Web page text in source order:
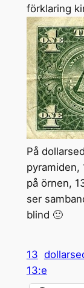
förklaring
På
pyramiden,
på örnen,
ser
blind 🙂
13
13:e